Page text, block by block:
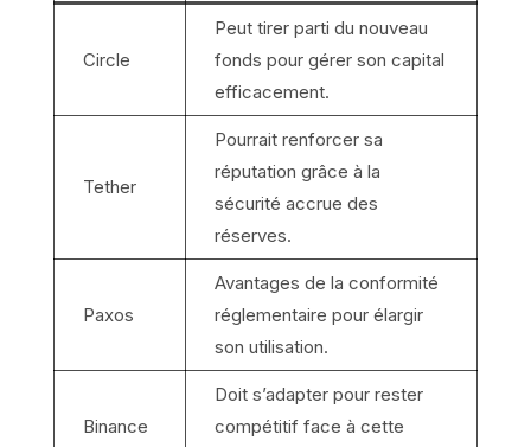
Circle
Peut tirer parti du nouveau
fonds pour gérer son capital
efficacement.
Tether
Pourrait renforcer sa
réputation grâce à la
sécurité accrue des
réserves.
Paxos
Avantages de la conformité
réglementaire pour élargir
son utilisation.
Binance
Doit s’adapter pour rester
compétitif face à cette